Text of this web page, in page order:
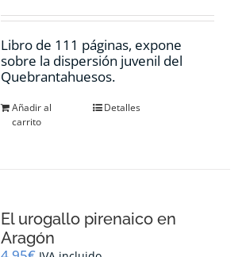
Libro de 111 páginas, expone
sobre la dispersión juvenil del
Quebrantahuesos.
Añadir al
carrito
Detalles
El urogallo pirenaico en
Aragón